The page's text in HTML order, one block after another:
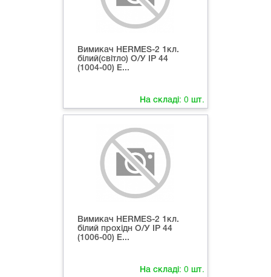
Вимикач HERMES-2 1кл.
білий(світло) О/У ІР 44
(1004-00) E...
На складі: 0 шт.
Вимикач HERMES-2 1кл.
білий прохідн О/У ІР 44
(1006-00) E...
На складі: 0 шт.